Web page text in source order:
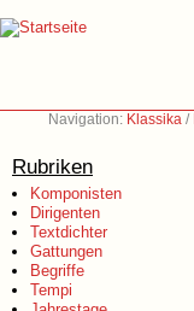
Navigation: Klassika /
Rubriken
Komponisten
Dirigenten
Textdichter
Gattungen
Begriffe
Tempi